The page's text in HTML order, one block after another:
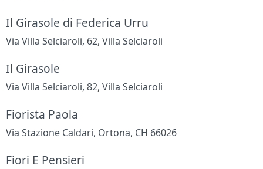
Il Girasole di Federica Urru
Via Villa Selciaroli, 62, Villa Selciaroli
Il Girasole
Via Villa Selciaroli, 82, Villa Selciaroli
Fiorista Paola
Via Stazione Caldari, Ortona, CH 66026
Fiori E Pensieri